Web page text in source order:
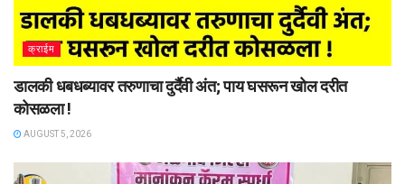
क्राईम
डालकी धबधब्यावर तरुणाचा दुर्दैवी अंत; पाय घसरून खोल दरीत
कोसळला !
AUGUST 5, 2026